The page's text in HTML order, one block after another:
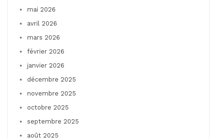
mai 2026
avril 2026
mars 2026
février 2026
janvier 2026
décembre 2025
novembre 2025
octobre 2025
septembre 2025
août 2025